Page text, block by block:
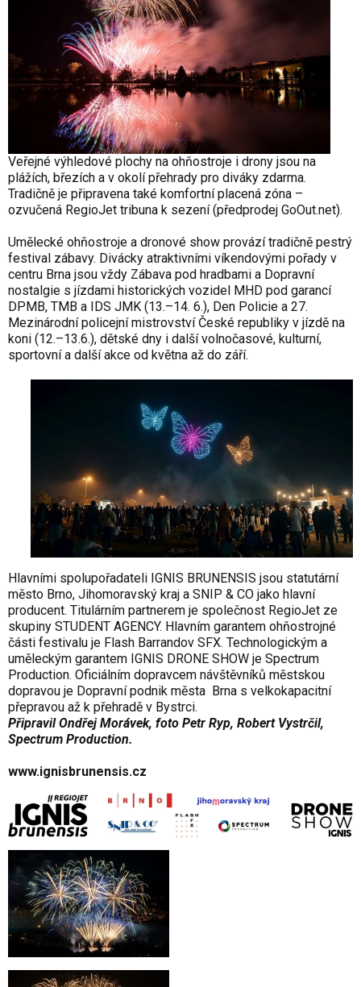
Veřejné výhledové plochy na ohňostroje i drony jsou na
plážích, březích a v okolí přehrady pro diváky zdarma.
Tradičně je připravena také komfortní placená zóna –
ozvučená RegioJet tribuna k sezení (předprodej GoOut.net).
Umělecké ohňostroje a dronové show provází tradičně pestrý
festival zábavy. Divácky atraktivními víkendovými pořady v
centru Brna jsou vždy Zábava pod hradbami a Dopravní
nostalgie s jízdami historických vozidel MHD pod garancí
DPMB, TMB a IDS JMK (13.–14. 6.), Den Policie a 27.
Mezinárodní policejní mistrovství České republiky v jízdě na
koni (12.–13.6.), dětské dny i další volnočasové, kulturní,
sportovní a další akce od května až do září.
Hlavními spolupořadateli IGNIS BRUNENSIS jsou statutární
město Brno, Jihomoravský kraj a SNIP & CO jako hlavní
producent. Titulárním partnerem je společnost RegioJet ze
skupiny STUDENT AGENCY. Hlavním garantem ohňostrojné
části festivalu je Flash Barrandov SFX. Technologickým a
uměleckým garantem IGNIS DRONE SHOW je Spectrum
Production. Oficiálním dopravcem návštěvníků městskou
dopravou je Dopravní podnik města Brna s velkokapacitní
přepravou až k přehradě v Bystrci.
Připravil Ondřej Morávek, foto Petr Ryp, Robert Vystrčil,
Spectrum Production.
www.ignisbrunensis.cz